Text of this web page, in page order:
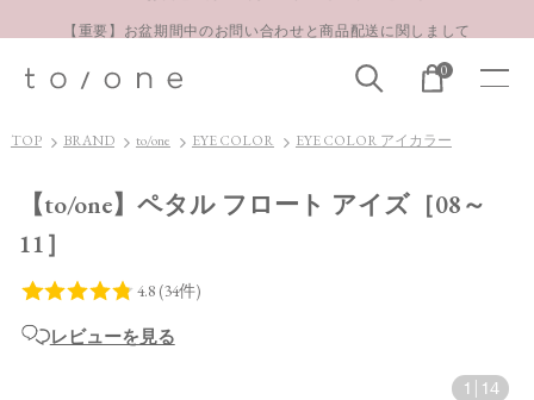
LINE お友達登録 500円OFFクーポンプレゼント
0
TOP BRAND to/one EYE COLOR EYE COLOR アイカラー
【to/one】ペタル フロート アイズ［08～
11］
レビューを見る
1 14